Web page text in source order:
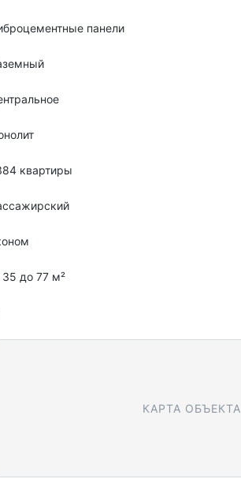
панели
квартиры
35 до 77 м²
КАРТА ОБЪЕКТА